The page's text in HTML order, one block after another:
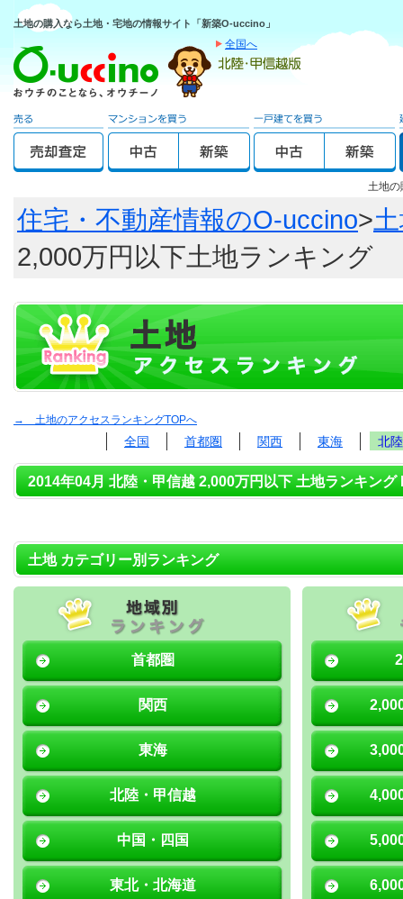
土地の購入なら土地・宅地の情報サイト「新築O-uccino」
全国へ
土地
住宅・不動産情報のO-uccino>
2,000万円以下土地ランキング
→ 土地のアクセスランキングTOPへ
全国 首都圏 関西 東海 北
2014年04月 北陸・甲信越 2,000万円以下 土地ランキング
土地 カテゴリー別ランキング
首都圏
関西
東海
北陸・甲信越
中国・四国
東北・北海道